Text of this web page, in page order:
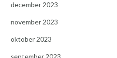
december 2023
november 2023
oktober 2023